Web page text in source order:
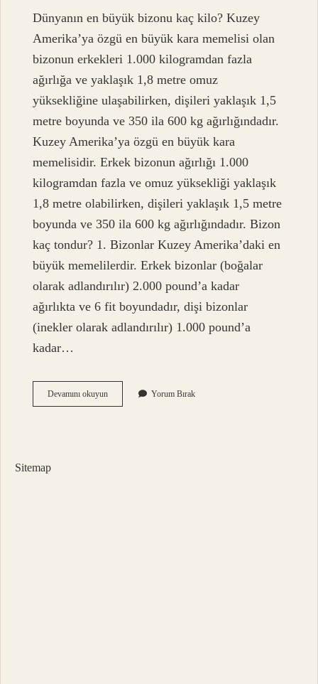
Dünyanın en büyük bizonu kaç kilo? Kuzey
Amerika’ya özgü en büyük kara memelisi olan
bizonun erkekleri 1.000 kilogramdan fazla
ağırlığa ve yaklaşık 1,8 metre omuz
yüksekliğine ulaşabilirken, dişileri yaklaşık 1,5
metre boyunda ve 350 ila 600 kg ağırlığındadır.
Kuzey Amerika’ya özgü en büyük kara
memelisidir. Erkek bizonun ağırlığı 1.000
kilogramdan fazla ve omuz yüksekliği yaklaşık
1,8 metre olabilirken, dişileri yaklaşık 1,5 metre
boyunda ve 350 ila 600 kg ağırlığındadır. Bizon
kaç tondur? 1. Bizonlar Kuzey Amerika’daki en
büyük memelilerdir. Erkek bizonlar (boğalar
olarak adlandırılır) 2.000 pound’a kadar
ağırlıkta ve 6 fit boyundadır, dişi bizonlar
(inekler olarak adlandırılır) 1.000 pound’a
kadar…
Devamını okuyunKafkas
Bizonu
Yorum Bırak
Sitemap